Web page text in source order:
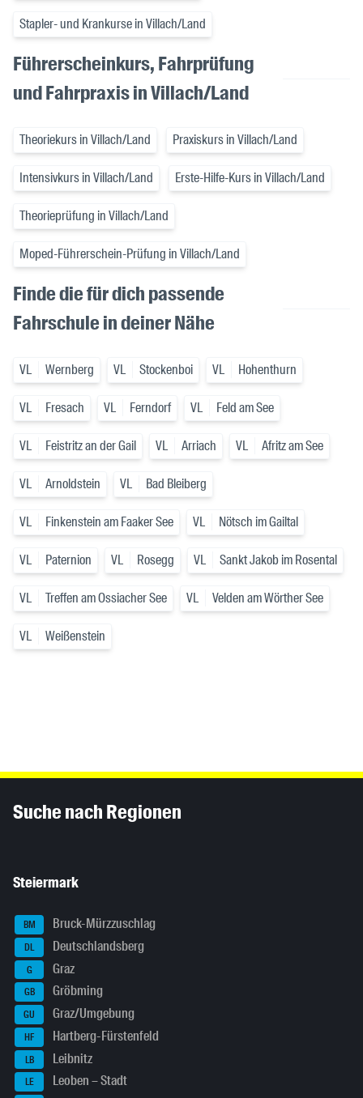
Stapler- und Krankurse in Villach/Land
Führerscheinkurs, Fahrprüfung
und Fahrpraxis in Villach/Land
Theoriekurs in Villach/Land Praxiskurs in Villach/Land
Intensivkurs in Villach/Land Erste-Hilfe-Kurs in Villach/Land
Theorieprüfung in Villach/Land
Moped-Führerschein-Prüfung in Villach/Land
Finde die für dich passende
Fahrschule in deiner Nähe
VL Wernberg VL Stockenboi VL Hohenthurn
VL Fresach VL Ferndorf VL Feld am See
VL Feistritz an der Gail VL Arriach VL Afritz am See
VL Arnoldstein VL Bad Bleiberg
VL Finkenstein am Faaker See VL Nötsch im Gailtal
VL Paternion VL Rosegg VL Sankt Jakob im Rosental
VL Treffen am Ossiacher See VL Velden am Wörther See
VL Weißenstein
Suche nach Regionen
Steiermark
BM Bruck-Mürzzuschlag
DL Deutschlandsberg
G Graz
GB Gröbming
GU Graz/Umgebung
HF Hartberg-Fürstenfeld
LB Leibnitz
LE
Leoben – Stadt